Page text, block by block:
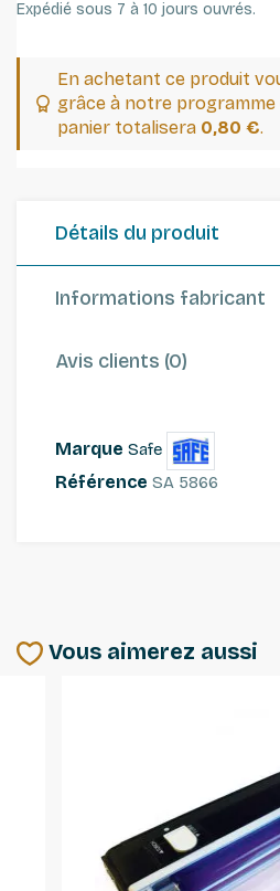
Expédié sous 7 à 10 jours ouvrés.
En achetant ce produit
grâce à notre programme
panier totalisera 0,80 €.
Détails du produit
Informations fabricant
Avis clients (0)
Marque Safe
Référence SA 5866
Vous aimerez aussi